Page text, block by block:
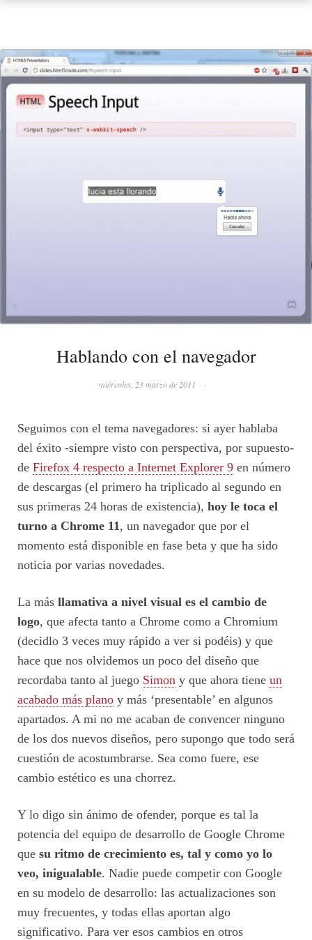
Hablando con el navegador
miércoles, 23 marzo de 2011 ·
Seguimos con el tema navegadores: si ayer hablaba
del éxito -siempre visto con perspectiva, por supuesto-
de Firefox 4 respecto a Internet Explorer 9 en número
de descargas (el primero ha triplicado al segundo en
sus primeras 24 horas de existencia), hoy le toca el
turno a Chrome 11, un navegador que por el
momento está disponible en fase beta y que ha sido
noticia por varias novedades.
La más llamativa a nivel visual es el cambio de
logo, que afecta tanto a Chrome como a Chromium
(decidlo 3 veces muy rápido a ver si podéis) y que
hace que nos olvidemos un poco del diseño que
recordaba tanto al juego Simon y que ahora tiene un
acabado más plano y más ‘presentable’ en algunos
apartados. A mi no me acaban de convencer ninguno
de los dos nuevos diseños, pero supongo que todo será
cuestión de acostumbrarse. Sea como fuere, ese
cambio estético es una chorrez.
Y lo digo sin ánimo de ofender, porque es tal la
potencia del equipo de desarrollo de Google Chrome
que su ritmo de crecimiento es, tal y como yo lo
veo, inigualable. Nadie puede competir con Google
en su modelo de desarrollo: las actualizaciones son
muy frecuentes, y todas ellas aportan algo
significativo. Para ver esos cambios en otros